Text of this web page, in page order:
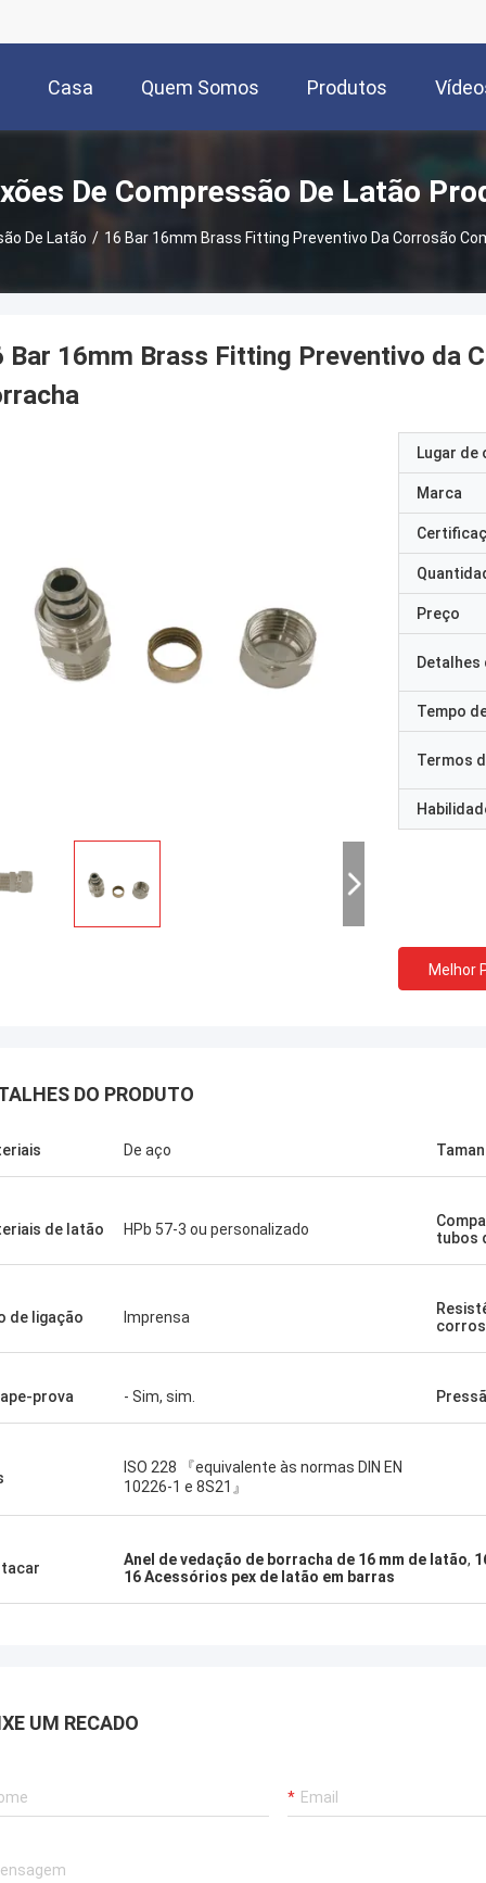
Casa Quem Somos Produtos
De Compressão De Latão
De Latão / 16 Bar 16mm Brass Fitting Preventivo Da Corrosão
Bar 16mm Brass Fitting Preventivo da
Lugar de
Marca
Preço
Detalhes
Tempo
Termos
Melhor
DO PRODUTO
De aço
de latão HPb 57-3 ou personalizado
tubos
de ligação Imprensa
prova - Sim, sim.
ISO 228 『equivalente às normas DIN EN
10226-1 e 8S21』
Anel de vedação de borracha de 16 mm de latão,
16 Acessórios pex de latão em barras
UM RECADO